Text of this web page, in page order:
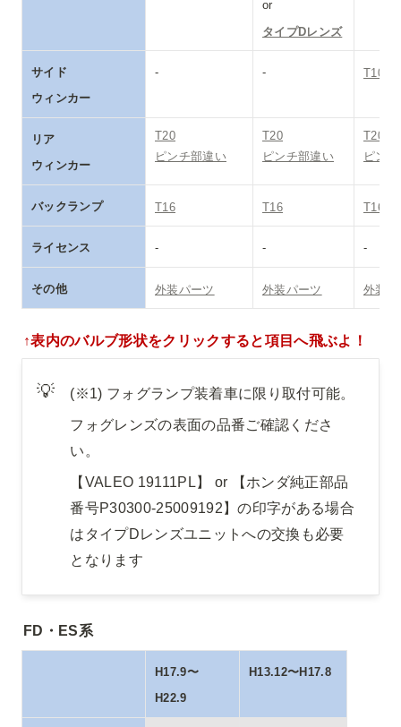
タイプDレンズ
サイド
ウィンカー
- - T10
リア
ウィンカー
T20
ピンチ部違い
T20
ピンチ部違い
T20
ピン
バックランプ T16 T16 T16
ライセンス - - -
その他 外装パーツ 外装パーツ 外装
↑表内のバルブ形状をクリックすると項目へ飛ぶよ！
💡
(※1) フォグランプ装着車に限り取付可能。
フォグレンズの表面の品番ご確認くださ
い。
【VALEO 19111PL】 or 【ホンダ純正部品
番号P30300-25009192】の印字がある場合
はタイプDレンズユニットへの交換も必要
となります
FD・ ES系
H17.9〜
H22.9
H13.12〜H17.8